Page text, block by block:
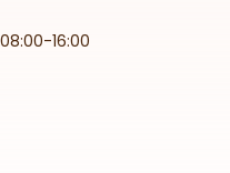
08:00-16:00